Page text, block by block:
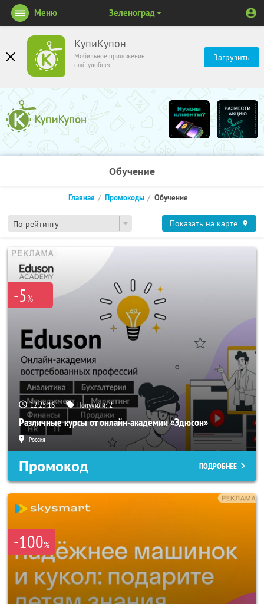
КупиКупон
Мобильное приложение
ещё удобнее
Загрузить
Меню Зеленоград
Обучение
По рейтингу
Главная Промокоды Обучение
Показать на карте
-5%
12:25:15 Получили:2
Различные курсы от онлайн-академии «Эдюсон»
Россия
Промокод ПОДРОБНЕЕ
-100%